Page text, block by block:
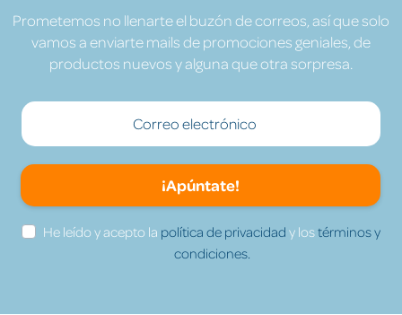
Prometemos no llenarte el buzón de correos, así que solo
vamos a enviarte mails de promociones geniales, de
productos nuevos y alguna que otra sorpresa.
¡Apúntate!
He leído y acepto la política de privacidad y lostérminos y
condiciones.